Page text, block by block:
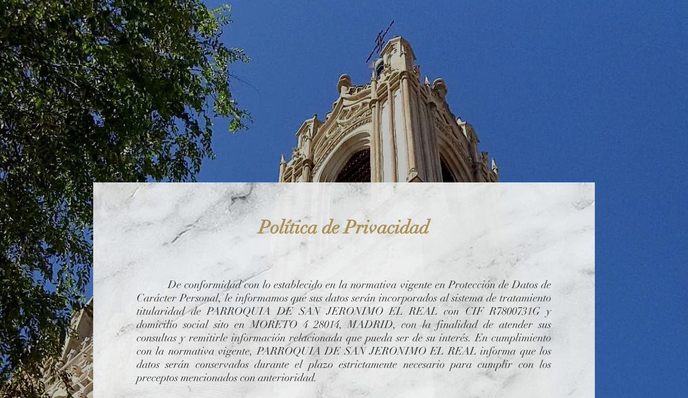
Parroquia de San Jerónimo El Real
La Parroquia Vida Cristiana Caridad Coordinación Contacto
Política de Privacidad
De conformidad con lo establecido en la normativa vigente en Protección de Datos de
Carácter Personal, le informamos que sus datos serán incorporados al sistema de tratamiento
titularidad de PARROQUIA DE SAN JERONIMO EL REAL con CIF R7800731G y
domicilio social sito en MORETO 4 28014, MADRID, con la finalidad de atender sus
consultas y remitirle información relacionada que pueda ser de su interés. En cumplimiento
con la normativa vigente, PARROQUIA DE SAN JERONIMO EL REAL informa que los
datos serán conservados durante el plazo estrictamente necesario para cumplir con los
preceptos mencionados con anterioridad.